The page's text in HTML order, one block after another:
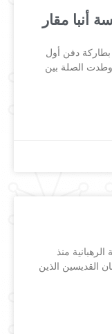
أنبا مقار​
دفن أول
وطدت الصلة بين
منذ
القديسين الذين